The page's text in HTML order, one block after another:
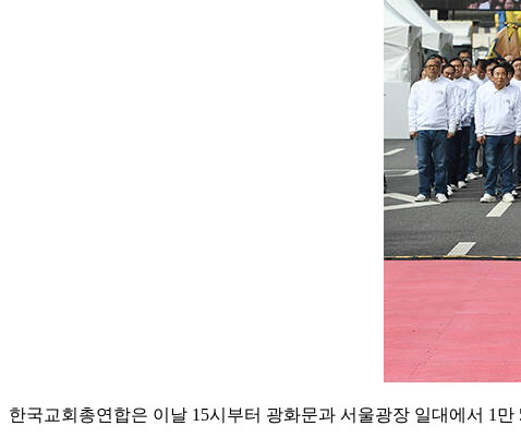
한국교회총연합은 이날 15시부터 광화문과 서울광장 일대에서 1